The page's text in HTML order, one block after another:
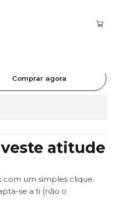
Comprar agora
atitude
um simples clique.
se a ti (não o